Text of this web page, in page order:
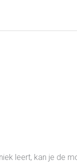
leert, kan je de